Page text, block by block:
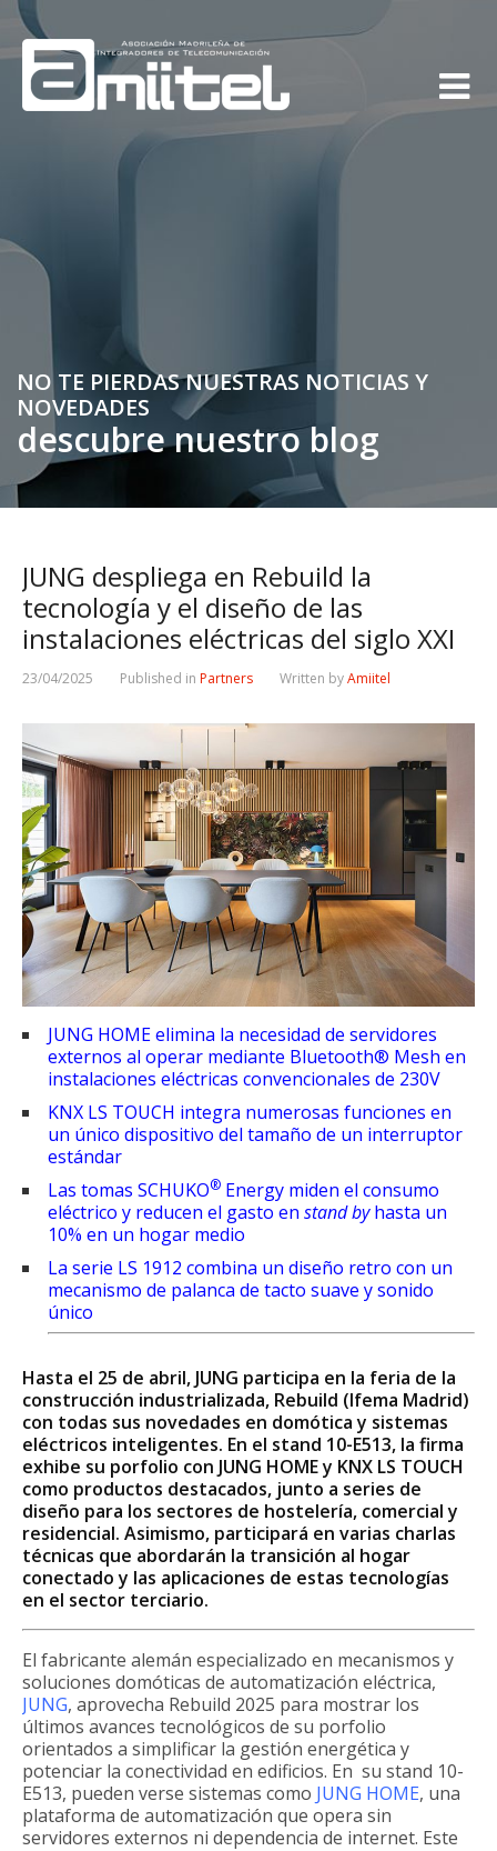
NO TE PIERDAS NUESTRAS NOTICIAS Y
NOVEDADES
descubre nuestro blog
JUNG despliega en Rebuild la
tecnología y el diseño de las
instalaciones eléctricas del siglo XXI
23/04/2025 Published in Partners Written byAmiitel
JUNG HOME elimina la necesidad de servidores
externos al operar mediante Bluetooth® Mesh en
instalaciones eléctricas convencionales de 230V
KNX LS TOUCH integra numerosas funciones en
un único dispositivo del tamaño de un interruptor
estándar
Las tomas SCHUKO® Energy miden el consumo
eléctrico y reducen el gasto en stand byhasta un
10% en un hogar medio
La serie LS 1912 combina un diseño retro con un
mecanismo de palanca de tacto suave y sonido
único
Hasta el 25 de abril, JUNG participa en la feria de la
construcción industrializada, Rebuild (Ifema Madrid)
con todas sus novedades en domótica y sistemas
eléctricos inteligentes. En el stand 10-E513, la firma
exhibe su porfolio con JUNG HOME y KNX LS TOUCH
como productos destacados, junto a series de
diseño para los sectores de hostelería, comercial y
residencial. Asimismo, participará en varias charlas
técnicas que abordarán la transición al hogar
conectado y las aplicaciones de estas tecnologías
en el sector terciario.
El fabricante alemán especializado en mecanismos y
soluciones domóticas de automatización eléctrica,
JUNG, aprovecha Rebuild 2025 para mostrar los
últimos avances tecnológicos de su porfolio
orientados a simplificar la gestión energética y
potenciar la conectividad en edificios. En su stand 10-
E513, pueden verse sistemas como JUNG HOME, una
plataforma de automatización que opera sin
servidores externos ni dependencia de internet. Este